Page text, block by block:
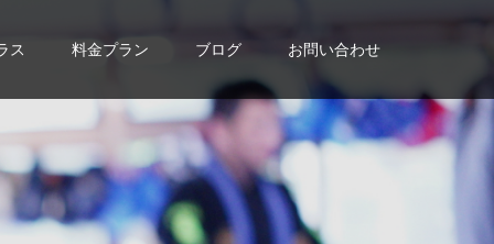
ス 料金プラン ブログ お問い合わせ